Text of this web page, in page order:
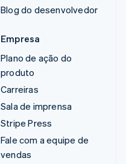
Blog do desenvolvedor
Empresa
Plano de ação do
produto
Carreiras
Sala de imprensa
Stripe Press
Fale com a equipe de
vendas